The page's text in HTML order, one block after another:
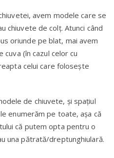
avem modele care se
chiuvete de colț. Atunci când
oriunde pe blat, mai avem
(în cazul celor cu
celui care folosește
de chiuvete, și spațiul
enumerăm pe toate, așa că
că putem opta pentru o
una pătrată/dreptunghiulară.